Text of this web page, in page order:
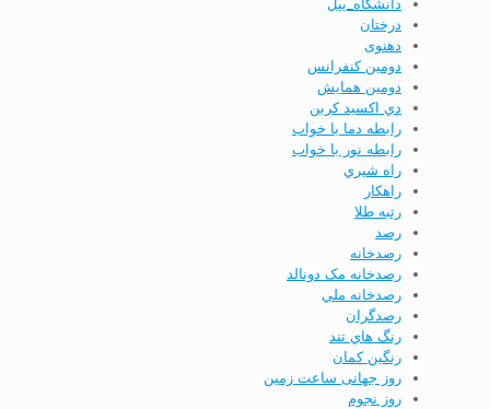
درختان
دهنوی
دومين كنفرانس
دومين همايش
دي اكسيد كربن
رابطه دما با خواب
رابطه نور با خواب
راه شيري
راهكار
رتبه طلا
رصد
رصدخانه
رصدخانه مک دونالد
رصدخانه ملي
رصدگران
رنگ هاي تند
رنگین کمان
روز جهانی ساعت زمین
روز نجوم